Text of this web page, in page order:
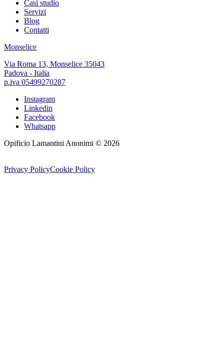
Casi studio
Servizi
Blog
Contatti
Monselice
Via Roma 13, Monselice 35043
Padova - Italia
p.iva 05499270287
Instagram
Linkedin
Facebook
Whatsapp
Opificio Lamantini Anonimi © 2026
Privacy PolicyCookie Policy